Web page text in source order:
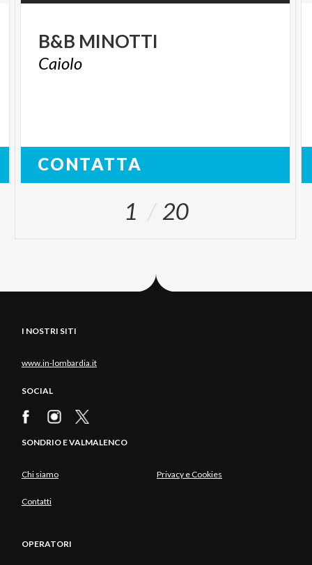
B&B MINOTTI
Caiolo
CONTATTA
1 20
I NOSTRI SITI
www.in-lombardia.it
SOCIAL
SONDRIO E VALMALENCO
Chi siamo Privacy e Cookies
Contatti
OPERATORI